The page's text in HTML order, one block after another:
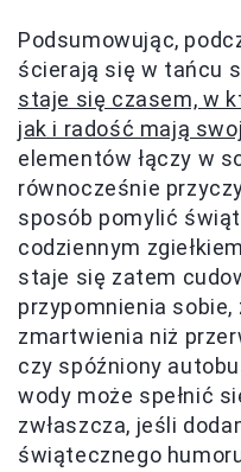
Podsumowując,
ścierają się w tańcu
staje się czasem, w
jak i radość mają
elementów łączy w
równocześnie
sposób pomylić
codziennym
staje się zatem
przypomnienia
zmartwienia niż
czy spóźniony
wody może spełnić
zwłaszcza, jeśli
świątecznego